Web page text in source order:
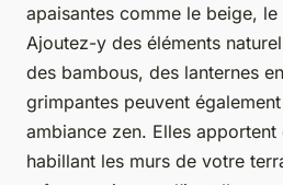
apaisantes comme le beige,
Ajoutez-y des éléments
des bambous, des lanternes
grimpantes peuvent
ambiance zen. Elles
habillant les murs de votre